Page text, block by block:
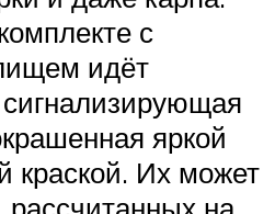
с
идёт
яркой
краской. Их может